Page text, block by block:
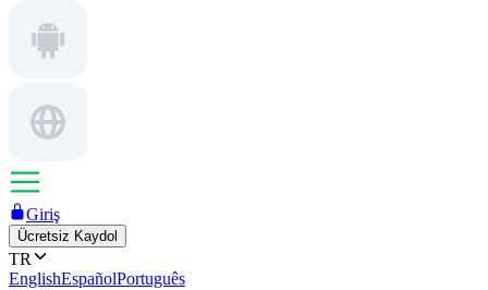
Giriş
Ücretsiz Kaydol
TR
EnglishEspañolPortuguês